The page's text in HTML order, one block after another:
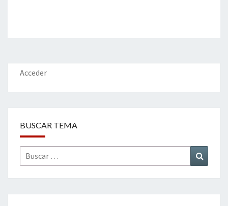
Acceder
BUSCAR TEMA
Buscar
por: